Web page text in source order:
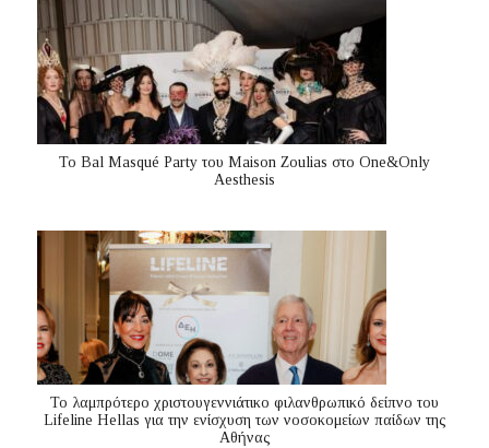
Το Bal Masqué Party του Maison Zoulias στο One&Only
Aesthesis
Το λαμπρότερο χριστουγεννιάτικο φιλανθρωπικό δείπνο του
Lifeline Hellas για την ενίσχυση των νοσοκομείων παίδων της
Αθήνας